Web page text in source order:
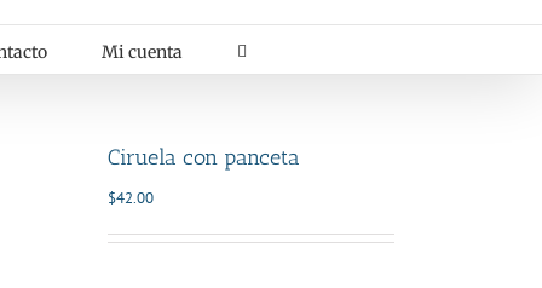
Mi cuenta
Ciruela con panceta
$42.00